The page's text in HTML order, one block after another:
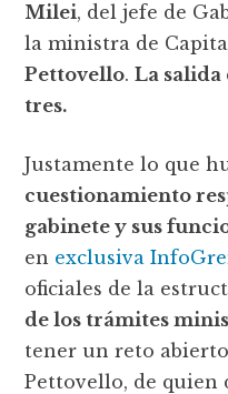
Milei, del jefe de
la ministra de
Pettovello.La salida
tres.
Justamente lo que
cuestionamiento
gabinete y sus
en exclusiva
oficiales de la
de los trámites
tener un reto
Pettovello, de quien